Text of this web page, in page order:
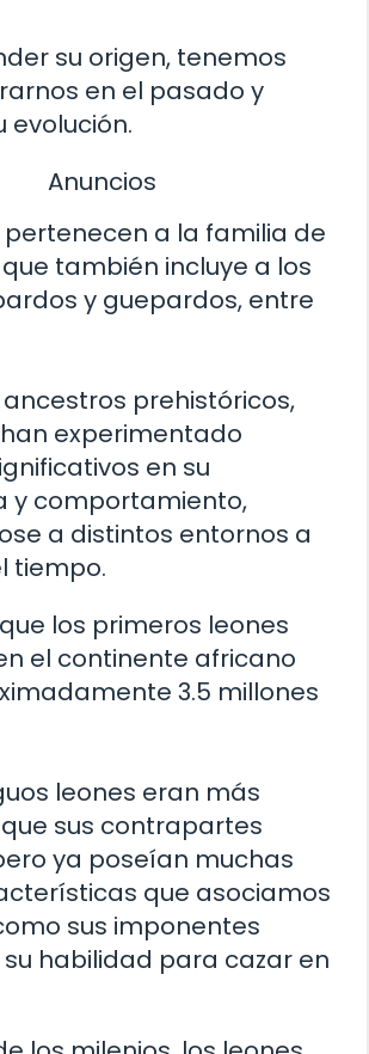
su origen, tenemos
en el pasado y
evolución.
Anuncios
pertenecen a la familia de
también incluye a los
y guepardos, entre
ancestros prehistóricos,
experimentado
en su
y comportamiento,
a distintos entornos a
tiempo.
los primeros leones
el continente africano
3.5 millones
leones eran más
sus contrapartes
ya poseían muchas
que asociamos
sus imponentes
habilidad para cazar en